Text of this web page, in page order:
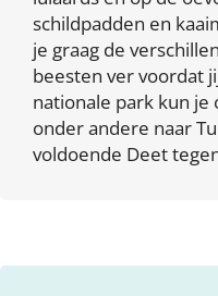
schildpadden en
je graag de
beesten ver voordat
nationale park kun je
onder andere naar
voldoende Deet